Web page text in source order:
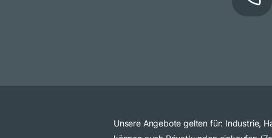
Unsere Angebote gelten für: Industrie,